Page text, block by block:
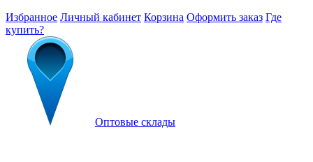
Избранное Личный кабинет Корзина Оформить заказ Где
купить?
Оптовые склады